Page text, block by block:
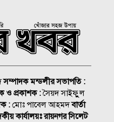
৫ দেশি মাছে মিলল
মাইক্রোপ্লাস্টিক!
শিশু ফাহিমা হত্যায়
মৃত্যুদণ্ড
সম্পাদক মন্ডলীর সভাপতি :
ও প্রকাশক :সৈয়দ সাইফুুল
:মোঃ পাবেল আহমদবার্তা
কার্যালয়ঃ রায়নগর সিলেট